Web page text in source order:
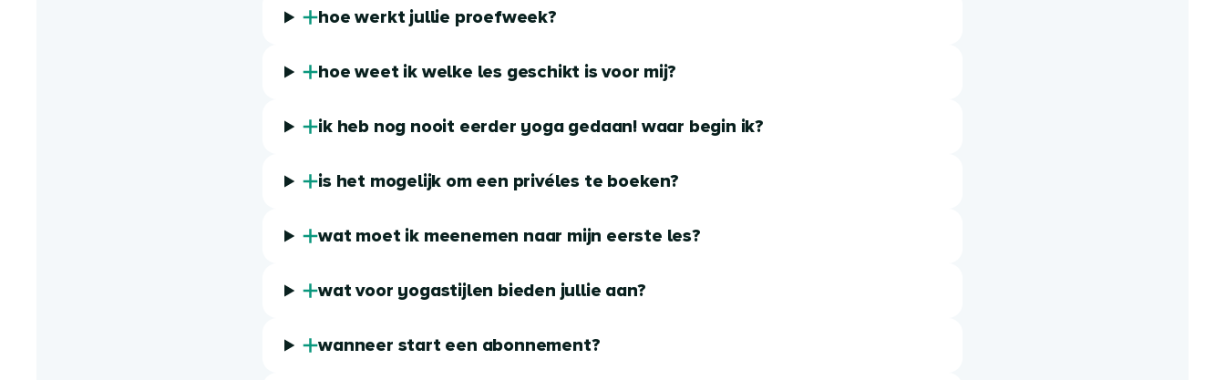
hoe werkt jullie proefweek?
hoe weet ik welke les geschikt is voor mij?
ik heb nog nooit eerder yoga gedaan! waar begin ik?
is het mogelijk om een privéles te boeken?
wat moet ik meenemen naar mijn eerste les?
wat voor yogastijlen bieden jullie aan?
wanneer start een abonnement?